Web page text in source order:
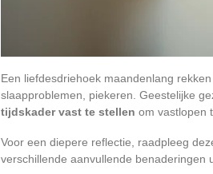
Een liefdesdriehoek maandenlang
slaapproblemen, piekeren. Geestelijke
tijdskader vast te stellen om vastlopen
Voor een diepere reflectie, raadpleeg
verschillende aanvullende benaderingen